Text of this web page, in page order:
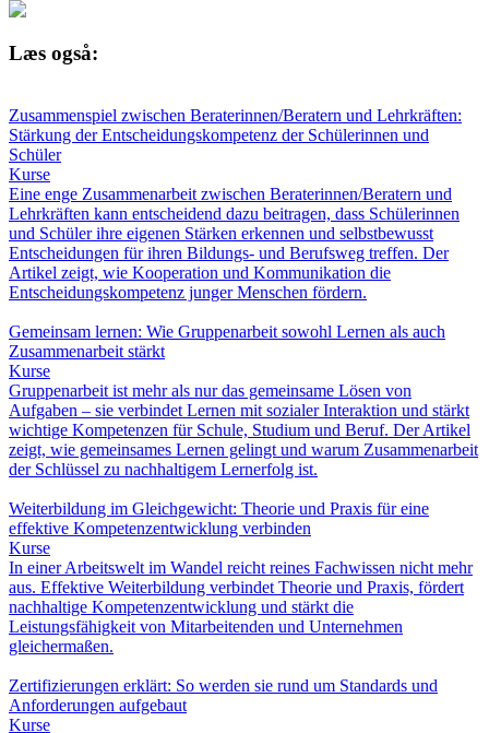
Læs også:
Zusammenspiel zwischen Beraterinnen/Beratern und Lehrkräften:
Stärkung der Entscheidungskompetenz der Schülerinnen und
Schüler
Kurse
Eine enge Zusammenarbeit zwischen Beraterinnen/Beratern und
Lehrkräften kann entscheidend dazu beitragen, dass Schülerinnen
und Schüler ihre eigenen Stärken erkennen und selbstbewusst
Entscheidungen für ihren Bildungs- und Berufsweg treffen. Der
Artikel zeigt, wie Kooperation und Kommunikation die
Entscheidungskompetenz junger Menschen fördern.
Gemeinsam lernen: Wie Gruppenarbeit sowohl Lernen als auch
Zusammenarbeit stärkt
Kurse
Gruppenarbeit ist mehr als nur das gemeinsame Lösen von
Aufgaben – sie verbindet Lernen mit sozialer Interaktion und stärkt
wichtige Kompetenzen für Schule, Studium und Beruf. Der Artikel
zeigt, wie gemeinsames Lernen gelingt und warum Zusammenarbeit
der Schlüssel zu nachhaltigem Lernerfolg ist.
Weiterbildung im Gleichgewicht: Theorie und Praxis für eine
effektive Kompetenzentwicklung verbinden
Kurse
In einer Arbeitswelt im Wandel reicht reines Fachwissen nicht mehr
aus. Effektive Weiterbildung verbindet Theorie und Praxis, fördert
nachhaltige Kompetenzentwicklung und stärkt die
Leistungsfähigkeit von Mitarbeitenden und Unternehmen
gleichermaßen.
Zertifizierungen erklärt: So werden sie rund um Standards und
Anforderungen aufgebaut
Kurse